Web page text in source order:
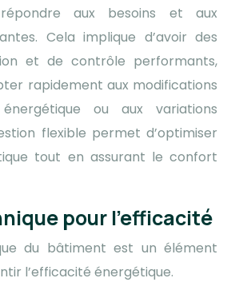
aux besoins et aux
Cela implique d’avoir des
et de contrôle performants,
rapidement aux modifications
ou aux variations
flexible permet d’optimiser
tout en assurant le confort
pour l’efficacité
du bâtiment est un élément
l’efficacité énergétique.